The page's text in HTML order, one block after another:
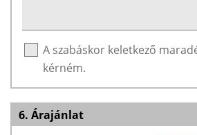
A szabáskor keletkező
kérném.
6. Árajánlat